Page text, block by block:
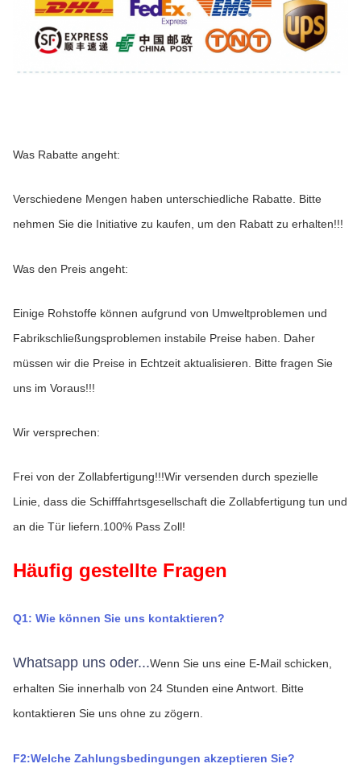
Was Rabatte angeht:
Verschiedene Mengen haben unterschiedliche Rabatte. Bitte
nehmen Sie die Initiative zu kaufen, um den Rabatt zu erhalten!!!
Was den Preis angeht:
Einige Rohstoffe können aufgrund von Umweltproblemen und
Fabrikschließungsproblemen instabile Preise haben. Daher
müssen wir die Preise in Echtzeit aktualisieren. Bitte fragen Sie
uns im Voraus!!!
Wir versprechen:
Frei von der Zollabfertigung!!!Wir versenden durch spezielle
Linie, dass die Schifffahrtsgesellschaft die Zollabfertigung tun und
an die Tür liefern.100% Pass Zoll!
Häufig gestellte Fragen
Q1: Wie können Sie uns kontaktieren?
Whatsapp uns oder...Wenn Sie uns eine E-Mail schicken,
erhalten Sie innerhalb von 24 Stunden eine Antwort. Bitte
kontaktieren Sie uns ohne zu zögern.
F2:Welche Zahlungsbedingungen akzeptieren Sie?